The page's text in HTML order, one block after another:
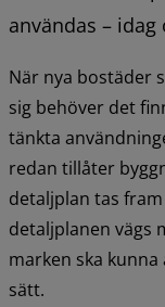
användas –
När nya bostäder
sig behöver det
tänkta
redan tillåter
detaljplan tas
detaljplanen vägs
marken ska
sätt.